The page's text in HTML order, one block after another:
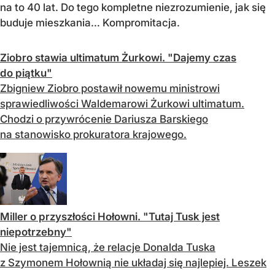
na to 40 lat. Do tego kompletne niezrozumienie, jak się
buduje mieszkania… Kompromitacja.
Ziobro stawia ultimatum Żurkowi. "Dajemy czas
do piątku"
Zbigniew Ziobro postawił nowemu ministrowi
sprawiedliwości Waldemarowi Żurkowi ultimatum.
Chodzi o przywrócenie Dariusza Barskiego
na stanowisko prokuratora krajowego.
Miller o przyszłości Hołowni. "Tutaj Tusk jest
niepotrzebny"
Nie jest tajemnicą, że relacje Donalda Tuska
z Szymonem Hołownią nie układaj się najlepiej. Leszek